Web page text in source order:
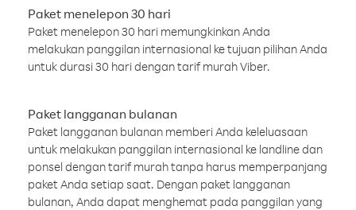
Paket menelepon 30 hari
Paket menelepon 30 hari memungkinkan Anda
melakukan panggilan internasional ke tujuan pilihan Anda
untuk durasi 30 hari dengan tarif murah Viber.
Paket langganan bulanan
Paket langganan bulanan memberi Anda keleluasaan
untuk melakukan panggilan internasional ke landline dan
ponsel dengan tarif murah tanpa harus memperpanjang
paket Anda setiap saat. Dengan paket langganan
bulanan, Anda dapat menghemat pada panggilan yang